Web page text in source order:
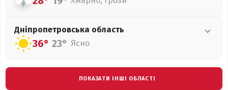
Дніпропетровська область
36° 23° Ясно
ПОКАЗАТИ ІНШІ ОБЛАСТІ